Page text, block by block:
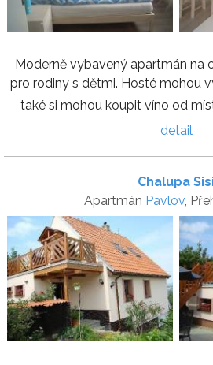
Moderně vybavený apartmán na
pro rodiny s dětmi. Hosté mohou
také si mohou koupit víno od
detail
Chalupa
Apartmán Pavlov,